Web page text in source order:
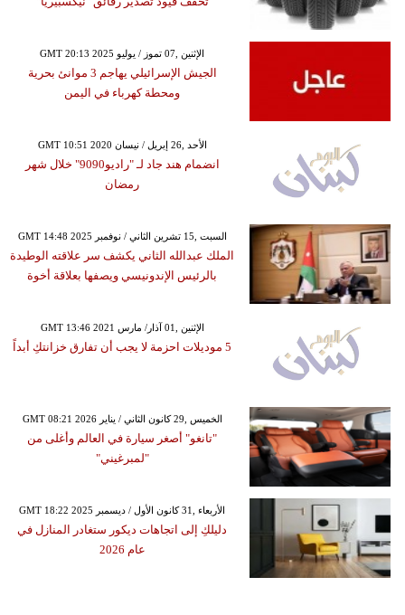
GMT 20:13 2025 الإثنين ,07 تموز / يوليو
الجيش الإسرائيلي يهاجم 3 موانئ بحرية
ومحطة كهرباء في اليمن
GMT 10:51 2020 الأحد ,26 إبريل / نيسان
انضمام هند جاد لـ "راديو9090" خلال شهر
رمضان
GMT 14:48 2025 السبت ,15 تشرين الثاني / نوفمبر
الملك عبدالله الثاني يكشف سر علاقته الوطيدة
بالرئيس الإندونيسي ويصفها بعلاقة أخوة
GMT 13:46 2021 الإثنين ,01 آذار/ مارس
5 موديلات احزمة لا يجب أن تفارق خزانتكِ أبداً
GMT 08:21 2026 الخميس ,29 كانون الثاني / يناير
"تانغو" أصغر سيارة في العالم وأغلى من
"لمبرغيني"
GMT 18:22 2025 الأربعاء ,31 كانون الأول / ديسمبر
دليلكِ إلى اتجاهات ديكور ستغادر المنازل في
عام 2026